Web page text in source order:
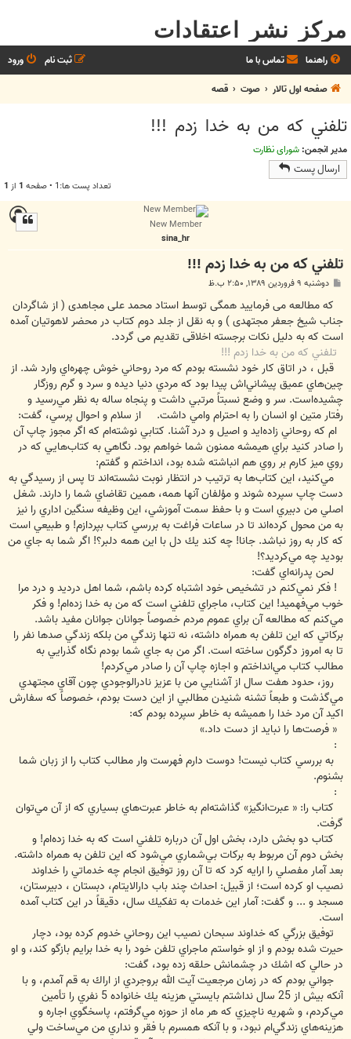
مرکز نشر اعتقادات
راهنما تماس با ما ورود
ثبت نام
صفحه اول تالار
صوت قصه
تلفني كه من به خدا زدم !!!
مدیر انجمن: شورای نظارت
ارسال پست
تعداد پست ها:1 • صفحه 1 از 1
New Member
sina_hr
تلفني كه من به خدا زدم !!!
ت
دوشنبه ۹ فروردین ۱۳۸۹, ۲:۵۰ ب.ظ
که مطالعه می فرماييد همگی توسط استاد محمد علی مجاهدی ( از شاگردان
جناب شيخ جعفر مجتهدی ) و به نقل از جلد دوم کتاب در محضر لاهوتيان آمده
است که به دلیل نکات برجسته اخلاقی تقدیم می گردد.
تلفني كه من به خدا زدم !!!
قبل ، در اتاق كار خود نشسته بودم كه مرد روحاني خوش چهره‌اي وارد شد. از
چين‌هاي عميق پيشاني‌اش پيدا بود كه مردي دنيا ديده و سرد و گرم روزگار
چشيده‌است. سر و وضع نسبتاً مرتبي داشت و پنجاه ساله به نظر مي‌رسيد و
رفتار متين او انسان را به احترام وامي داشت. از سلام و احوال پرسي، گفت:
‌ام كه روحاني زاده‌ايد و اصيل و درد آشنا. كتابي نوشته‌ام كه اگر مجوز چاپ آن
را صادر كنيد براي هيمشه ممنون شما خواهم بود. نگاهي به كتاب‌هايي كه در
روي ميز كارم بر روي هم انباشته شده بود، انداختم و گفتم:
مي‌كنيد، اين كتاب‌ها به ترتيب در انتظار نوبت نشسته‌اند تا پس از رسيدگي به
دست چاپ سپرده شوند و مؤلفان آنها همه، همين تقاضاي شما را دارند. شغل
اصلي من دبيري است و با حفظ سمت آموزشي، اين وظيفه سنگين اداري را نيز
به من محول كرده‌اند تا در ساعات فراغت به بررسي كتاب بپردازم! و طبيعي است
كه كار به روز نباشد. جانا! چه كند يك دل با اين همه دلبر؟! اگر شما به جاي من
بوديد چه مي‌كرديد؟!
لحن پدرانه‌اي گفت:
! فكر نمي‌كنم در تشخيص خود اشتباه كرده باشم، شما اهل درديد و درد مرا
خوب مي‌فهميد! اين كتاب، ماجراي تلفني است كه من به خدا زده‌ام! و فكر
مي‌كنم كه مطالعه آن براي عموم مردم خصوصاً جوانان جوانان مفيد باشد.
بركاتي كه اين تلفن به همراه داشته، نه تنها زندگي من بلكه زندگي صدها نفر را
تا به امروز دگرگون ساخته است. اگر من به جاي شما بودم نگاه گذرايي به
مطالب كتاب مي‌انداختم و اجازه چاپ آن را صادر مي‌كردم!
روز، حدود هفت سال از آشنايي من با عزيز نادرالوجودي چون آقاي مجتهدي
مي‌گذشت و طبعاً تشنه شنیدن مطالبي از اين دست بودم، خصوصاً كه سفارش
اكيد آن مرد خدا را هميشه به خاطر سپرده بودم كه:
« فرصت‌ها را نبايد از دست داد.»
:
به بررسي كتاب نيست! دوست دارم فهرست ‌وار مطالب كتاب را از زبان شما
بشنوم.
:
كتاب را: « عبرت‌انگيز» گذاشته‌ام به خاطر عبرت‌هاي بسياري كه از آن مي‌توان
گرفت.
كتاب دو بخش دارد، بخش اول آن درباره تلفني است كه به خدا زده‌ام! و
بخش دوم آن مربوط به بركات بي‌شماري مي‌شود كه اين تلفن به همراه داشته.
بعد آمار مفصلي را ارايه كرد كه تا آن روز توفيق انجام چه خدماتي را خداوند
نصيب او كرده است؛ از قبيل: احداث چند باب دارالايتام، دبستان ، دبيرستان،
مسجد و ... و گفت: آمار اين خدمات به تفكيك سال، دقيقاً در اين كتاب آمده
است.
توفيق بزرگي كه خداوند سبحان نصيب اين روحاني خدوم كرده بود، دچار
حيرت شده بودم و از او خواستم ماجراي تلفن خود را به خدا برايم بازگو كند، و او
در حالي كه اشك در چشمانش حلقه زده بود، گفت:
جواني بودم كه در زمان مرجعيت آيت الله بروجردي از اراك به قم آمدم، و با
آنكه بيش از 25 سال نداشتم بايستي هزينه يك خانواده 5 نفري را تأمين
مي‌كردم، و شهريه ناچيزي كه هر ماه از حوزه مي‌گرفتم، پاسخگوي اجاره و
هزينه‌هاي زندگي‌ام نبود، و با آنكه همسرم با فقر و نداري من مي‌ساخت ولي